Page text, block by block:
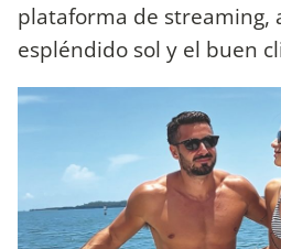
plataforma de streaming,
espléndido sol y el buen